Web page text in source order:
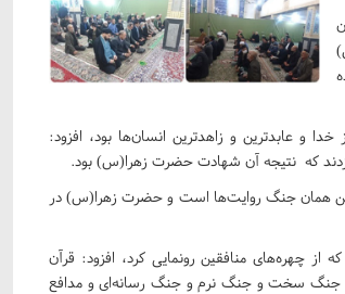
عابدترین و زاهدترین انسان‌ها بود، افزود:
که نتیجه آن شهادت حضرت زهرا(س) بود.
این همان جنگ روایت‌ها است و حضرت زهرا(س) در
بود که از چهره‌های منافقین رونمايی کرد، افزود: قرآن
جنگ سخت و جنگ نرم و جنگ رسانه‌ای و مدافع